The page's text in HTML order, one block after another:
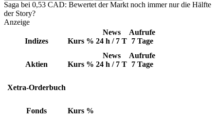
Saga bei 0,53 CAD: Bewertet der Markt noch immer nur die Hälfte
der Story?
Anzeige
Indizes Kurs %
News
24 h / 7 T
Aufrufe
7 Tage
Aktien Kurs %
News
24 h / 7 T
Aufrufe
7 Tage
Xetra-Orderbuch
Fonds Kurs %